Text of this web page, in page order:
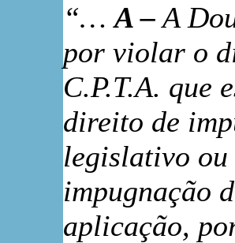
“…A –A
por violar o
C.P.T.A. que
direito de
legislativo ou
impugnação
aplicação,